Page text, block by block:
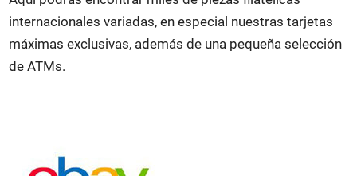
internacionales variadas, en especial nuestras tarjetas
máximas exclusivas, además de una pequeña selección
de ATMs.